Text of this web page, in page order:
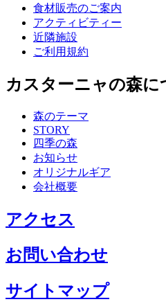
食材販売のご案内
アクティビティー
近隣施設
ご利用規約
カスターニャの森に
森のテーマ
STORY
四季の森
お知らせ
オリジナルギア
会社概要
アクセス
お問い合わせ
サイトマップ